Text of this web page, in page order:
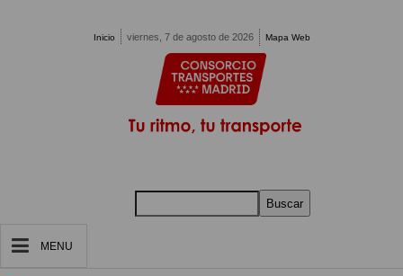
Inicio viernes, 7 de agosto de 2026 Mapa Web
Buscar
MENU